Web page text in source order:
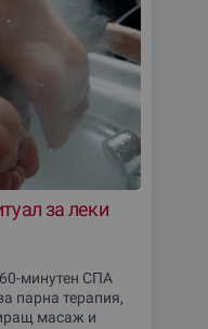
за леки
минутен СПА
парна терапия,
масаж и